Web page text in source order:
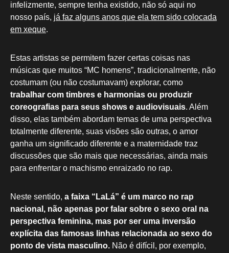
infelizmente, sempre tenha existido, não só aqui no
nosso país, já faz alguns anos que ela tem sido colocada
em xeque.
Estas artistas se permitem fazer certas coisas nas
músicas que muitos “MC homens”, tradicionalmente, não
costumam (ou não costumavam) explorar, como
trabalhar com timbres e harmonias ou produzir
coreografias para seus shows e audiovisuais. Além
disso, elas também abordam temas de uma perspectiva
totalmente diferente, suas visões são outras, o amor
ganha um significado diferente e a maternidade traz
discussões que são mais que necessárias, ainda mais
para enfrentar o machismo enraizado no rap.
Neste sentido, a faixa “LaLá” é um marco no rap
nacional, não apenas por falar sobre o sexo oral na
perspectiva feminina, mas por ser uma inversão
explícita das famosas linhas relacionada ao sexo do
ponto de vista masculino. Não é difícil, por exemplo,